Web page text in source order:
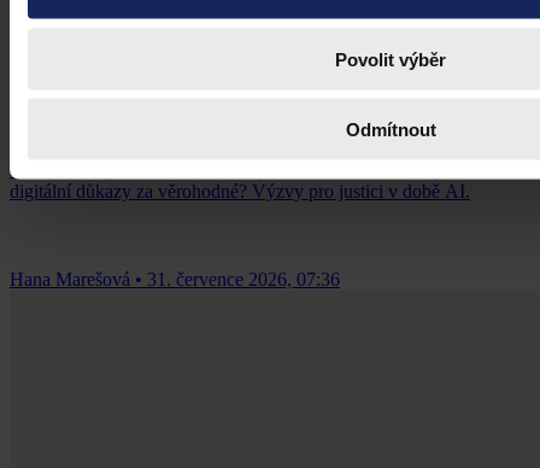
Povolit výběr
Odmítnout
Umělá inteligence změní soudní proces. Je možné dnes považovat
digitální důkazy za věrohodné? Výzvy pro justici v době AI.
Hana Marešová • 31. července 2026, 07:36